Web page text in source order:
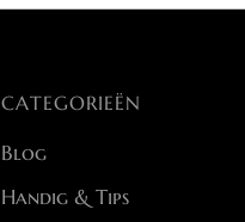
CATEGORIEËN
Blog
Handig & Tips